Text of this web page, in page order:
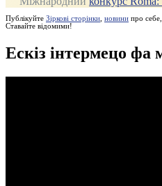
Публікуйте Зіркові сторінки новини про
Ставайте відомими!
Ескіз інтермецо фа